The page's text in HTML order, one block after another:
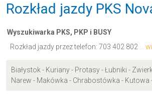
Rozkład jazdy PKS
Wyszukiwarka PKS, PKP i BUSY
Rozkład jazdy przez telefon: 703 402 802 ...
Białystok - Kuriany - Protasy - Łubniki -
Narew - Makówka - Chrabostówka -